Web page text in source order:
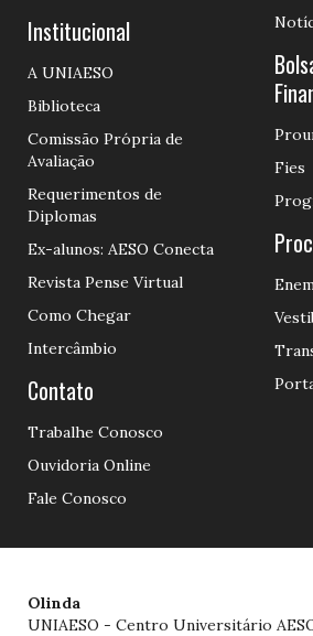
Institucional
A UNIAESO
Biblioteca
Comissão Própria de
Avaliação
Requerimentos de
Diplomas
Ex-alunos: AESO Conecta
Revista Pense Virtual
Como Chegar
Intercâmbio
Contato
Trabalhe Conosco
Ouvidoria Online
Fale Conosco
Fies
Olinda
UNIAESO - Centro Universitário